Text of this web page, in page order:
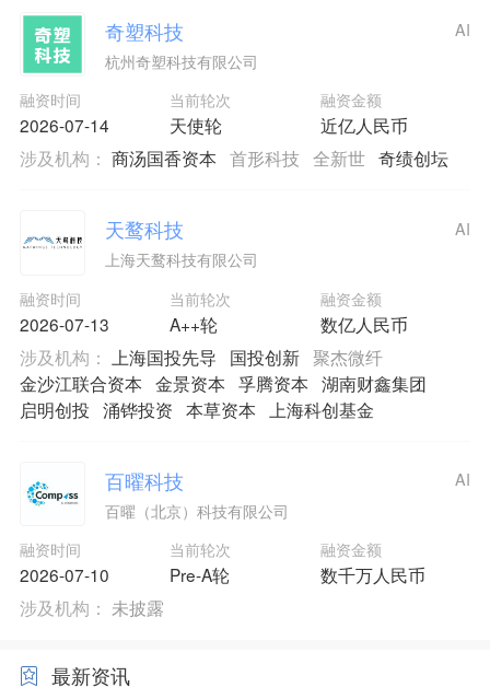
奇塑科技
杭州奇塑科技有限公司
融资时间
2026-07-14
当前轮次
天使轮
融资金额
近亿人民币
AI
涉及机构： 商汤国香资本 首形科技 全新世 奇绩创坛
天鹜科技
上海天鹜科技有限公司
融资时间
2026-07-13
当前轮次
A++轮
融资金额
数亿人民币
AI
涉及机构： 上海国投先导 国投创新 聚杰微纤
金沙江联合资本 金景资本 孚腾资本 湖南财鑫集团
启明创投 涌铧投资 本草资本 上海科创基金
百曜科技
百曜（北京）科技有限公司
融资时间
2026-07-10
当前轮次
Pre-A轮
融资金额
数千万人民币
AI
涉及机构： 未披露
最新资讯